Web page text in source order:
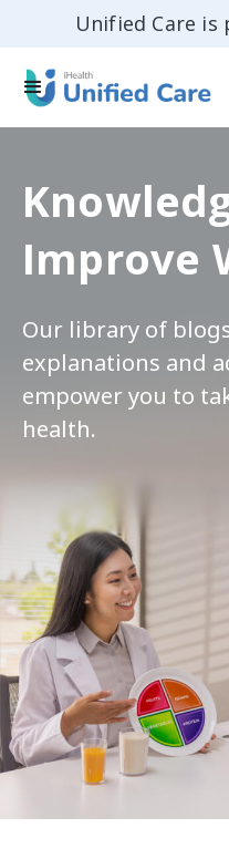
Unified Care is
Improve
Our library of
explanations and
empower you to
health.